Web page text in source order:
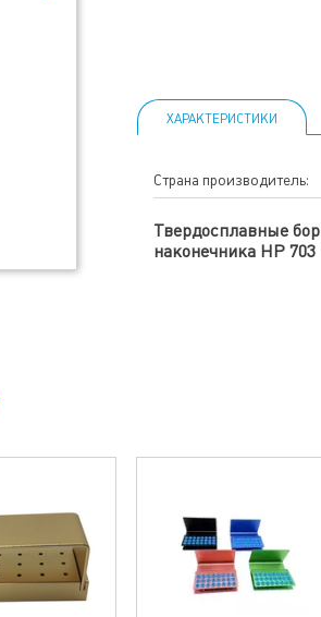
ХАРАКТЕРИСТИКИ
Страна производитель:
Твердосплавные
наконечника HP